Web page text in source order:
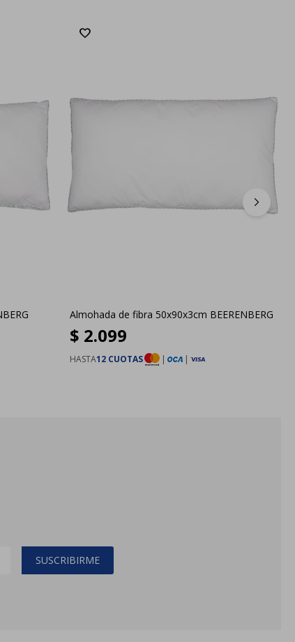
Almohada de fibra 50x90x3cm BEERENBERG
$ 2.099
HASTA12 CUOTAS | |
SUSCRIBIRME